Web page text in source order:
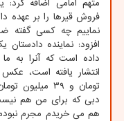
متهم امامی اضافه
نماییم چه کسی گفته
افزود: نماینده
داده است که آنرا به
تومان و ۳۹
دبی که برای من هم
هم می خریدم مجرم